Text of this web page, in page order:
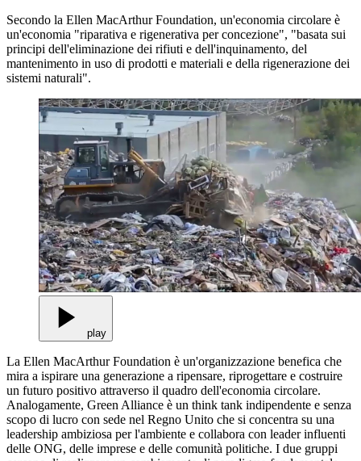
Secondo la Ellen MacArthur Foundation, un'economia circolare è
un'economia "riparativa e rigenerativa per concezione", "basata sui
principi dell'eliminazione dei rifiuti e dell'inquinamento, del
mantenimento in uso di prodotti e materiali e della rigenerazione dei
sistemi naturali".
play
La Ellen MacArthur Foundation è un'organizzazione benefica che
mira a ispirare una generazione a ripensare, riprogettare e costruire
un futuro positivo attraverso il quadro dell'economia circolare.
Analogamente, Green Alliance è un think tank indipendente e senza
scopo di lucro con sede nel Regno Unito che si concentra su una
leadership ambiziosa per l'ambiente e collabora con leader influenti
delle ONG, delle imprese e delle comunità politiche. I due gruppi